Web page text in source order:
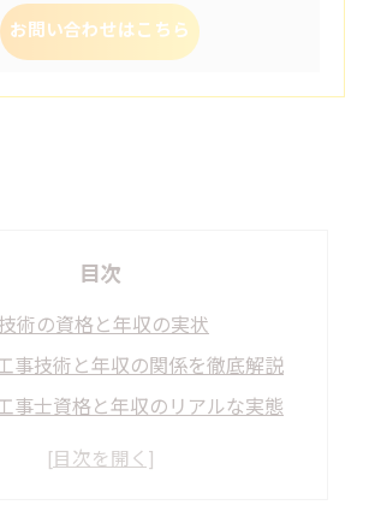
お問い合わせはこちら
目次
術の資格と年収の実状
事技術と年収の関係を徹底解説
事士資格と年収のリアルな実態
工事の資格取得が収入へ与える影響